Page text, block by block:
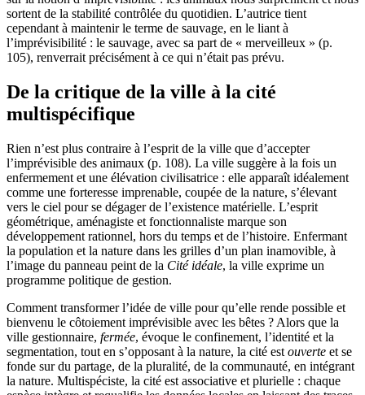
sortent de la stabilité contrôlée du quotidien. L’autrice tient
cependant à maintenir le terme de sauvage, en le liant à
l’imprévisibilité : le sauvage, avec sa part de « merveilleux » (p.
105), renverrait précisément à ce qui n’était pas prévu.
De la critique de la ville à la cité
multispécifique
Rien n’est plus contraire à l’esprit de la ville que d’accepter
l’imprévisible des animaux (p. 108). La ville suggère à la fois un
enfermement et une élévation civilisatrice : elle apparaît idéalement
comme une forteresse imprenable, coupée de la nature, s’élevant
vers le ciel pour se dégager de l’existence matérielle. L’esprit
géométrique, aménagiste et fonctionnaliste marque son
développement rationnel, hors du temps et de l’histoire. Enfermant
la population et la nature dans les grilles d’un plan inamovible, à
l’image du panneau peint de la Cité idéale, la ville exprime un
programme politique de gestion.
Comment transformer l’idée de ville pour qu’elle rende possible et
bienvenu le côtoiement imprévisible avec les bêtes ? Alors que la
ville gestionnaire, fermée, évoque le confinement, l’identité et la
segmentation, tout en s’opposant à la nature, la cité est ouverte et se
fonde sur du partage, de la pluralité, de la communauté, en intégrant
la nature. Multispéciste, la cité est associative et plurielle : chaque